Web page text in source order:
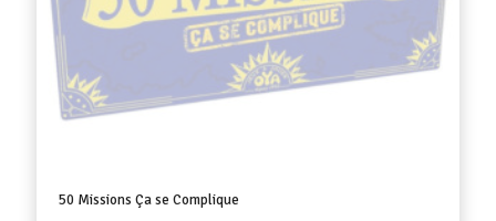
50 Missions Ça se Complique